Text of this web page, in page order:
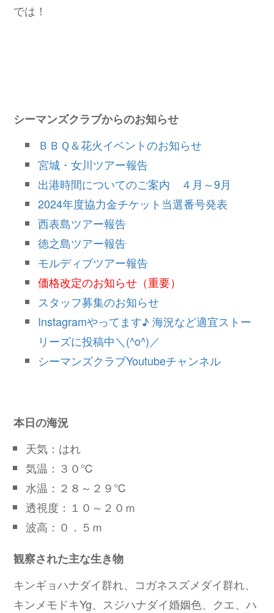
では！
シーマンズクラブからのお知らせ
ＢＢＱ＆花火イベントのお知らせ
宮城・女川ツアー報告
出港時間についてのご案内 ４月～9月
2024年度協力金チケット当選番号発表
西表島ツアー報告
徳之島ツアー報告
モルディブツアー報告
価格改定のお知らせ（重要）
スタッフ募集のお知らせ
Instagramやってます♪ 海況など適宜ストー
リーズに投稿中＼(^o^)／
シーマンズクラブYoutubeチャンネル
本日の海況
天気：はれ
気温：３０℃
水温：２８～２９℃
透視度：１０～２０ｍ
波高：０．５ｍ
観察された主な生き物
キンギョハナダイ群れ、コガネスズメダイ群れ、
キンメモドキYg、スジハナダイ婚姻色、クエ、ハ